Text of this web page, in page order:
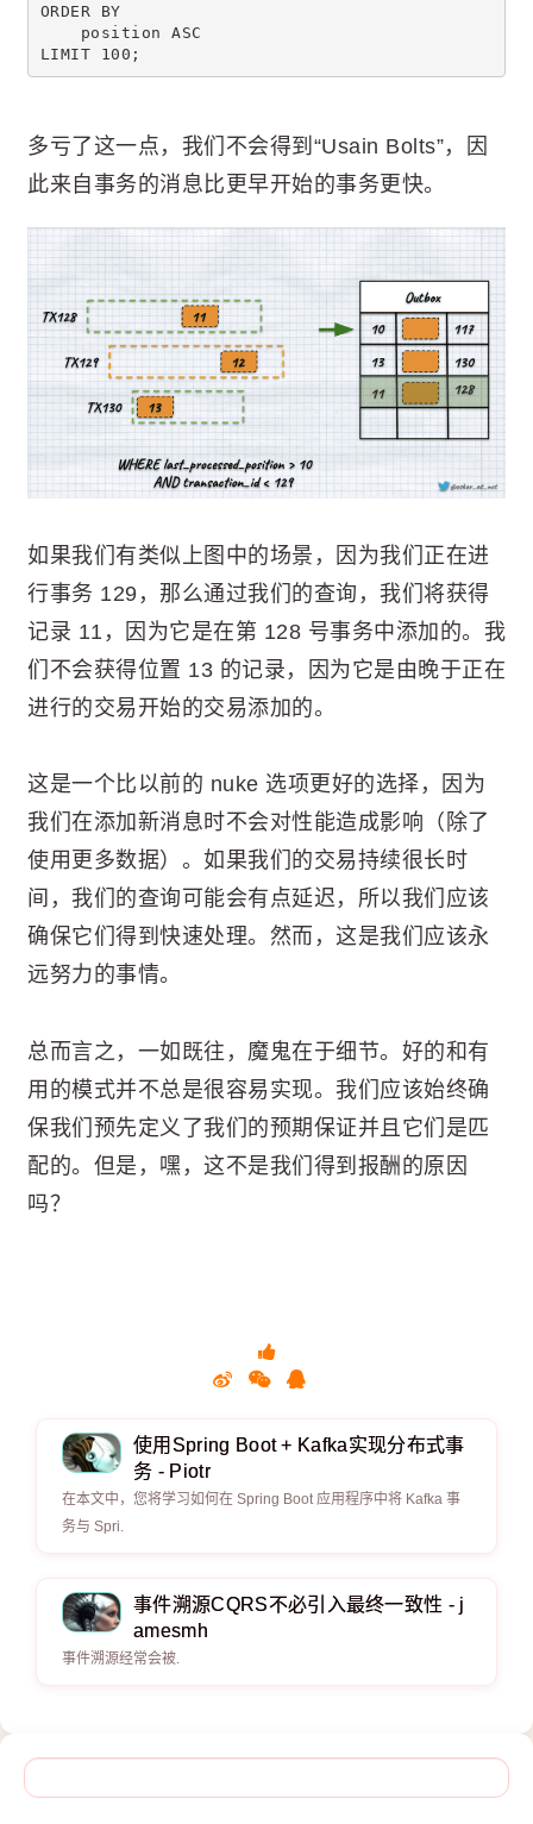
ORDER BY
position ASC
LIMIT 100;
多亏了这一点，我们不会得到“Usain Bolts”，因
此来自事务的消息比更早开始的事务更快。
如果我们有类似上图中的场景，因为我们正在进
行事务 129，那么通过我们的查询，我们将获得
记录 11，因为它是在第 128 号事务中添加的。我
们不会获得位置 13 的记录，因为它是由晚于正在
进行的交易开始的交易添加的。
这是一个比以前的 nuke 选项更好的选择，因为
我们在添加新消息时不会对性能造成影响（除了
使用更多数据）。如果我们的交易持续很长时
间，我们的查询可能会有点延迟，所以我们应该
确保它们得到快速处理。然而，这是我们应该永
远努力的事情。
总而言之，一如既往，魔鬼在于细节。好的和有
用的模式并不总是很容易实现。我们应该始终确
保我们预先定义了我们的预期保证并且它们是匹
配的。但是，嘿，这不是我们得到报酬的原因
吗？
使用Spring Boot + Kafka实现分布式事
务 - Piotr
在本文中，您将学习如何在 Spring Boot 应用程序中将 Kafka 事
务与 Spri.
事件溯源CQRS不必引入最终一致性 - j
amesmh
事件溯源经常会被.